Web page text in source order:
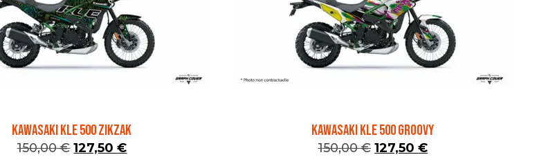
KAWASAKI KLE 500 ZIKZAK
150,00€ 127,50€
KAWASAKI KLE 500 GROOVY
150,00€ 127,50€